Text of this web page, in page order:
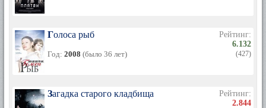
Голоса рыб
Год: 2008 (было 36 лет)
Рейтинг:
6.132
(427)
Загадка старого кладбища
Рейтинг:
2.844